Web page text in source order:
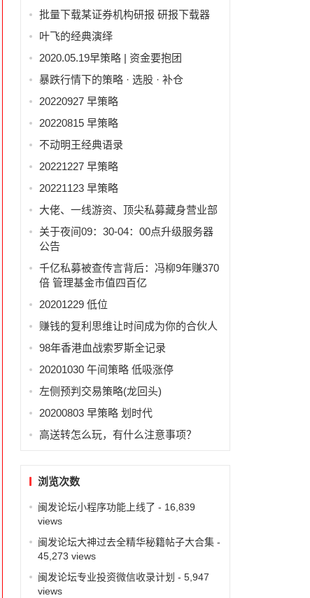
批量下载某证券机构研报 研报下载器
叶飞的经典演绎
2020.05.19早策略 | 资金要抱团
暴跌行情下的策略 · 选股 · 补仓
20220927 早策略
20220815 早策略
不动明王经典语录
20221227 早策略
20221123 早策略
大佬、一线游资、顶尖私募藏身营业部
关于夜间09：30-04：00点升级服务器
公告
千亿私募被查传言背后：冯柳9年赚370
倍 管理基金市值四百亿
20201229 低位
赚钱的复利思维让时间成为你的合伙人
98年香港血战索罗斯全记录
20201030 午间策略 低吸涨停
左侧预判交易策略(龙回头)
20200803 早策略 划时代
高送转怎么玩，有什么注意事项？
浏览次数
闽发论坛小程序功能上线了 - 16,839
views
闽发论坛大神过去全精华秘籍帖子大合集-
45,273 views
闽发论坛专业投资微信收录计划 - 5,947
views